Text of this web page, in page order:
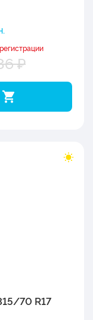
₽
70 R17